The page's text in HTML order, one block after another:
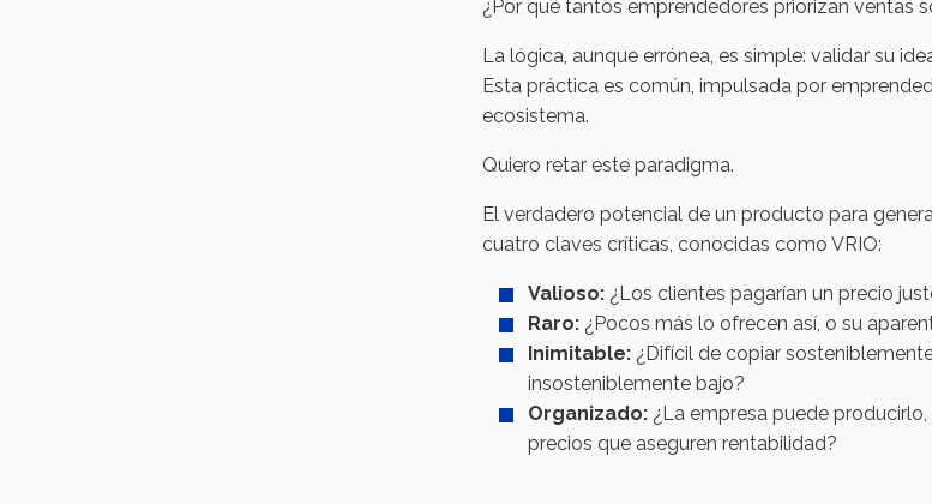
¿Por qué tantos emprendedores priorizan ventas
La lógica, aunque errónea, es simple: validar su
Esta práctica es común, impulsada por
ecosistema.
Quiero retar este paradigma.
El verdadero potencial de un producto para
cuatro claves críticas, conocidas como VRIO:
Valioso: ¿Los clientes pagarían un precio
Raro: ¿Pocos más lo ofrecen así, o su
Inimitable: ¿Difícil de copiar
insosteniblemente bajo?
Organizado: ¿La empresa puede
precios que aseguren rentabilidad?